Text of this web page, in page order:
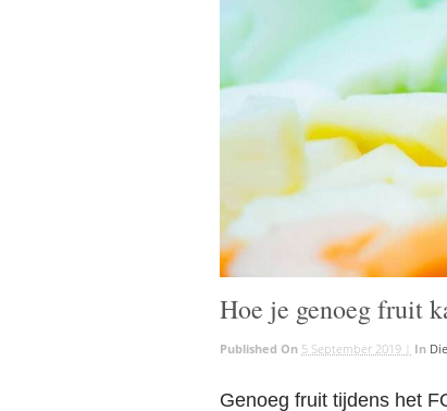
Hoe je genoeg fruit
Published On 5 September 2019 | In
Genoeg fruit tijdens het